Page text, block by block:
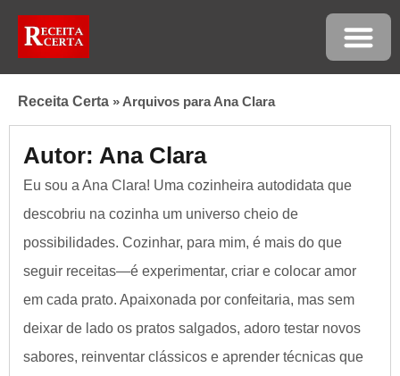
Receita Certa » Arquivos para Ana Clara
Autor: Ana Clara
Eu sou a Ana Clara! Uma cozinheira autodidata que
descobriu na cozinha um universo cheio de
possibilidades. Cozinhar, para mim, é mais do que
seguir receitas—é experimentar, criar e colocar amor
em cada prato. Apaixonada por confeitaria, mas sem
deixar de lado os pratos salgados, adoro testar novos
sabores, reinventar clássicos e aprender técnicas que